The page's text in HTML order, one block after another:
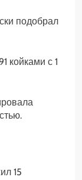
подобрал
койками с 1
15